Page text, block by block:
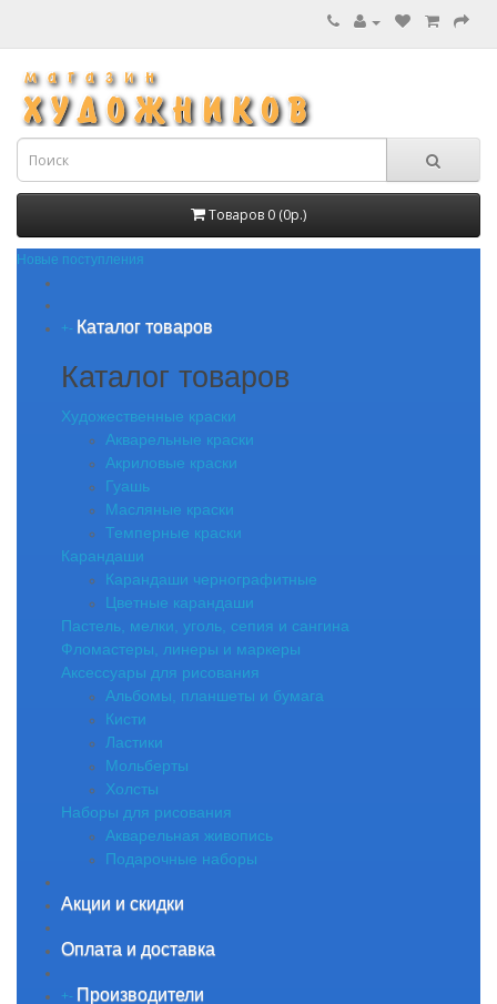
Товаров 0 (0р.)
Новые поступления
+- Каталог товаров
Каталог товаров
Художественные краски
Акварельные краски
Акриловые краски
Гуашь
Масляные краски
Темперные краски
Карандаши
Карандаши чернографитные
Цветные карандаши
Пастель, мелки, уголь, сепия и сангина
Фломастеры, линеры и маркеры
Аксессуары для рисования
Альбомы, планшеты и бумага
Кисти
Ластики
Мольберты
Холсты
Наборы для рисования
Акварельная живопись
Подарочные наборы
Акции и скидки
Оплата и доставка
+- Производители